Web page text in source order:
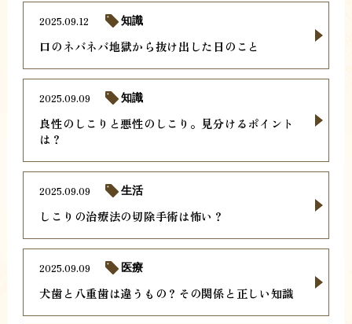
口のネバネバ地獄から抜け出した日のこと
2025.09.12 知識
良性のしこりと悪性のしこり。見分けるポイント
は？
2025.09.09 知識
しこりの治療法の切除手術は怖い？
2025.09.09 生活
犬歯と八重歯は違うもの？その関係と正しい知識
2025.09.09 医療